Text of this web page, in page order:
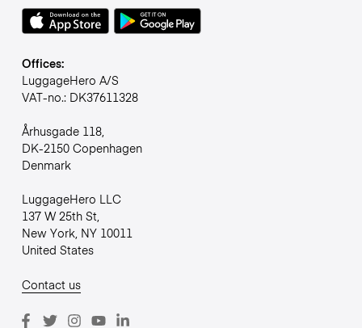
Offices:
LuggageHero A/S
VAT-no.: DK37611328
Århusgade 118,
DK-2150 Copenhagen
Denmark
LuggageHero LLC
137 W 25th St,
New York, NY 10011
United States
Contact us